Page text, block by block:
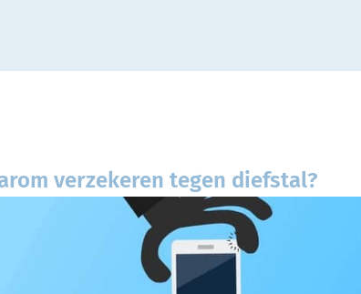
verzekeren tegen diefstal?